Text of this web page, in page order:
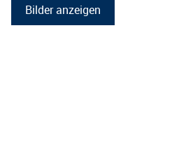
Grafiken